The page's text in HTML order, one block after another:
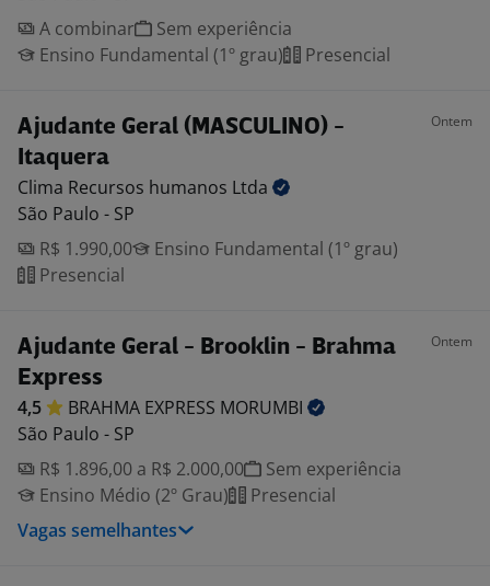
A combinar
Sem experiência
Ensino Fundamental (1º grau)
Presencial
Ajudante Geral (MASCULINO) -
Itaquera
Ontem
Clima Recursos humanos Ltda
São Paulo - SP
R$ 1.990,00
Ensino Fundamental (1º grau)
Presencial
Ajudante Geral - Brooklin - Brahma
Express
Ontem
4,5 BRAHMA EXPRESS MORUMBI
São Paulo - SP
R$ 1.896,00 a R$ 2.000,00
Sem experiência
Ensino Médio (2º Grau)
Presencial
Vagas semelhantes